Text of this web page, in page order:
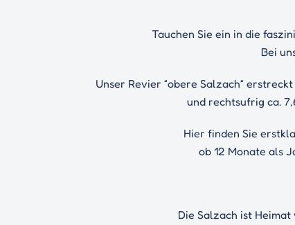
Tauchen Sie ein in die
Bei
Unser Revier “obere Salzach“
und rechtsufrig ca.
Hier finden Sie
ob 12 Monate als
Die Salzach ist